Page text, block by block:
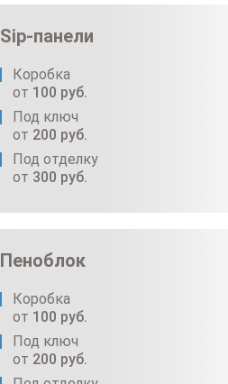
Sip-панели
Коробка
от 100 руб.
Под ключ
от 200 руб.
Под отделку
от 300 руб.
Пеноблок
Коробка
от 100 руб.
Под ключ
от 200 руб.